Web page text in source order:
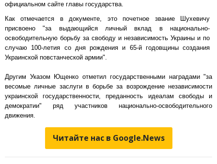
официальном сайте главы государства.
Как отмечается в документе, это почетное звание Шухевичу
присвоено "за выдающийся личный вклад в национально-
освободительную борьбу за свободу и независимость Украины и по
случаю 100-летия со дня рождения и 65-й годовщины создания
Украинской повстанческой армии".
Другим Указом Ющенко отметил государственными наградами "за
весомые личные заслуги в борьбе за возрождение независимости
украинской государственности, преданность идеалам свободы и
демократии" ряд участников национально-освободительного
движения.
Читайте нас в Google.News